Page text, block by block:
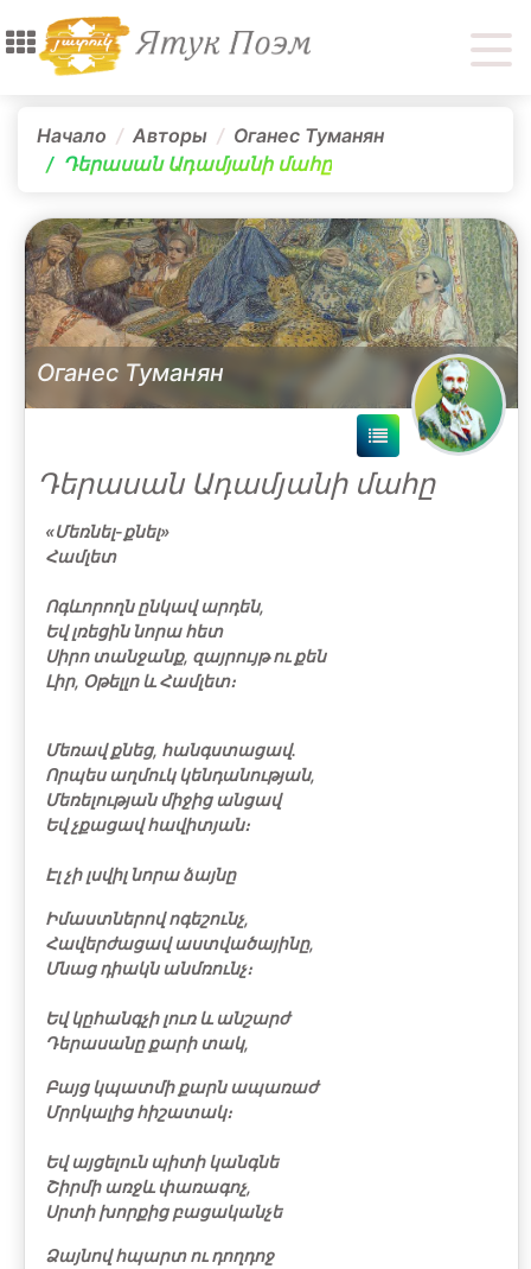
Начало Авторы
Оганес Туманян
Դերասան Ադամյանի մահը
Оганес Туманян
Դերասան Ադամյանի մահը
«Մեռնել-քնել»
Համլետ
Ոգևորողն ընկավ արդեն,
Եվ լռեցին նորա հետ
Սիրո տանջանք, զայրույթ ու քեն
Լիր, Օթելլո և Համլետ։
Մեռավ քնեց, հանգստացավ.
Որպես աղմուկ կենդանության,
Մեռելության միջից անցավ
Եվ չքացավ հավիտյան։
Էլ չի լսվիլ նորա ձայնը
Իմաստներով ոգեշունչ,
Հավերժացավ աստվածայինը,
Մնաց դիակն անմռունչ։
Եվ կըհանգչի լուռ և անշարժ
Դերասանը քարի տակ,
Բայց կպատմի քարն ապառաժ
Մրրկալից հիշատակ։
Եվ այցելուն պիտի կանգնե
Շիրմի առջև փառագոչ,
Սրտի խորքից բացականչե
Ձայնով հպարտ ու դողդոջ